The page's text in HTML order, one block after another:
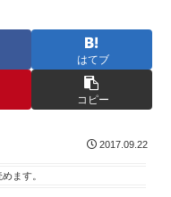
はてブ
コピー
2017.09.22
ます。